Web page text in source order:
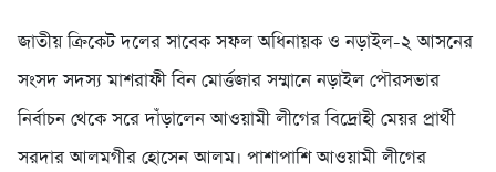
জাতীয় ক্রিকেট দলের সাবেক সফল অধিনায়ক ও নড়াইল-২ আসনের
সংসদ সদস্য মাশরাফী বিন মোর্ত্তজার সম্মানে নড়াইল পৌরসভার
নির্বাচন থেকে সরে দাঁড়ালেন আওয়ামী লীগের বিদ্রোহী মেয়র প্রার্থী
সরদার আলমগীর হোসেন আলম। পাশাপাশি আওয়ামী লীগের